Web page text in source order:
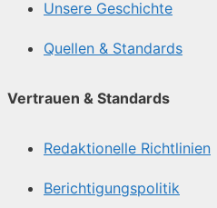
Unsere Geschichte
Quellen & Standards
Vertrauen & Standards
Redaktionelle Richtlinien
Berichtigungspolitik